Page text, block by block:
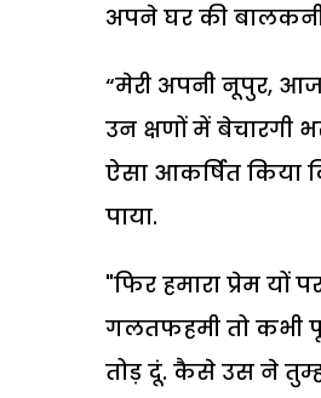
अपने घर की
“मेरी अपनी नूपुर,
उन क्षणों में बेचारगी
ऐसा आकर्षित किया
पाया.
"फिर हमारा प्रेम यों
गलतफहमी तो कभी
तोड़ दूं. कैसे उस ने